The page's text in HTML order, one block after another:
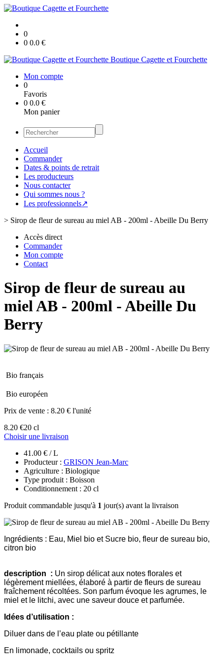
0
0 0.0 €
Boutique Cagette et Fourchette
Mon compte
0
Favoris
0 0.0 €
Mon panier
Accueil
Commander
Dates & points de retrait
Les producteurs
Nous contacter
Qui sommes nous ?
Les professionnels↗
> Sirop de fleur de sureau au miel AB - 200ml - Abeille Du Berry
Accès direct
Commander
Mon compte
Contact
Sirop de fleur de sureau au
miel AB - 200ml - Abeille Du
Berry
Bio français
Bio européen
Prix de vente : 8.20 € l'unité
8.20 €20 cl
Choisir une livraison
41.00 € / L
Producteur : GRISON Jean-Marc
Agriculture : Biologique
Type produit : Boisson
Conditionnement : 20 cl
Produit commandable jusqu'à 1 jour(s) avant la livraison
Ingrédients : Eau, Miel bio et Sucre bio, fleur de sureau bio,
citron bio
description : Un sirop délicat aux notes florales et
légèrement miellées, élaboré à partir de fleurs de sureau
fraîchement récoltées. Son parfum évoque les agrumes, le
miel et le litchi, avec une saveur douce et parfumée.
Idées d’utilisation :
Diluer dans de l’eau plate ou pétillante
En limonade, cocktails ou spritz